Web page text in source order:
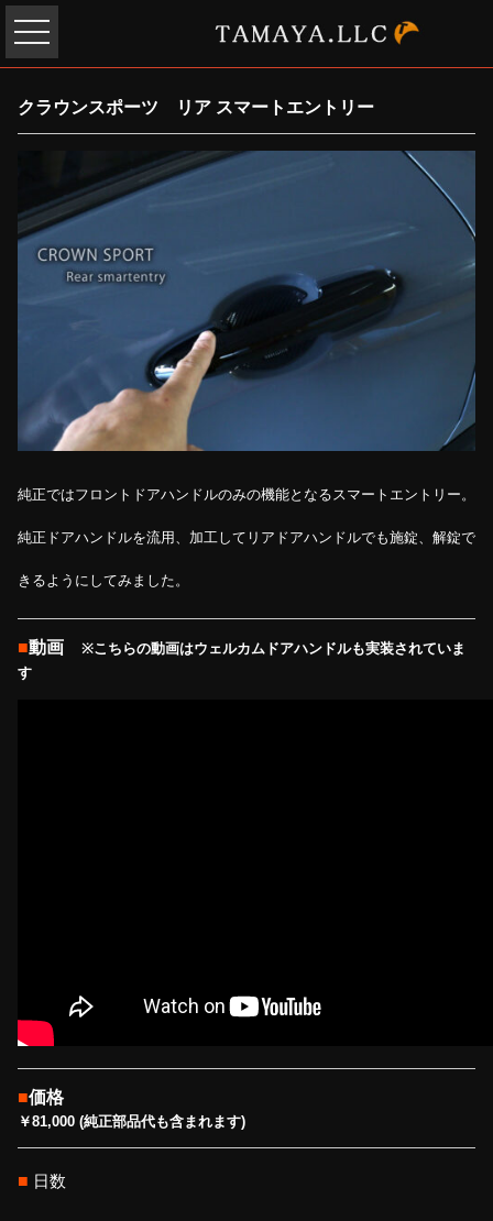
クラウンスポーツ リア スマートエントリー
純正ではフロントドアハンドルのみの機能となるスマートエントリー。
純正ドアハンドルを流用、加工してリアドアハンドルでも施錠、解錠で
きるようにしてみました。
■動画 ※こちらの動画はウェルカムドアハンドルも実装されていま
す
■価格
￥81,000 (純正部品代も含まれます)
■ 日数